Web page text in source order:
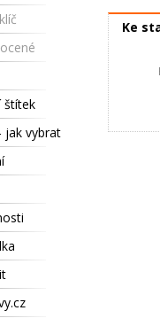
štítek
jak vybrat
Ke